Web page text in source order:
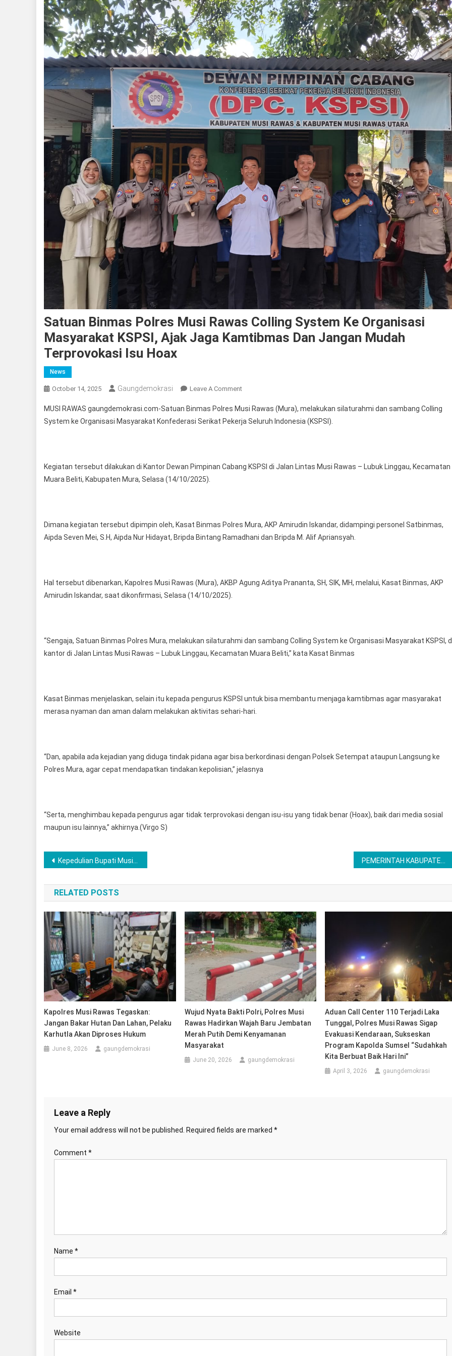
Satuan Binmas Polres Musi Rawas Colling System Ke Organisasi
Masyarakat KSPSI, Ajak Jaga Kamtibmas Dan Jangan Mudah
Terprovokasi Isu Hoax
News
October 14, 2025 Gaungdemokrasi Leave A CommentOn
Binmas
Polres
System
Ajak
Jaga
Mudah
MUSI RAWAS gaungdemokrasi.com-Satuan Binmas Polres Musi Rawas (Mura), melakukan silaturahmi dan sambang Colling
System ke Organisasi Masyarakat Konfederasi Serikat Pekerja Seluruh Indonesia (KSPSI).
Kegiatan tersebut dilakukan di Kantor Dewan Pimpinan Cabang KSPSI di Jalan Lintas Musi Rawas – Lubuk Linggau, Kecamatan
Muara Beliti, Kabupaten Mura, Selasa (14/10/2025).
Dimana kegiatan tersebut dipimpin oleh, Kasat Binmas Polres Mura, AKP Amirudin Iskandar, didampingi personel Satbinmas,
Aipda Seven Mei, S.H, Aipda Nur Hidayat, Bripda Bintang Ramadhani dan Bripda M. Alif Apriansyah.
Hal tersebut dibenarkan, Kapolres Musi Rawas (Mura), AKBP Agung Aditya Prananta, SH, SIK, MH, melalui, Kasat Binmas, AKP
Amirudin Iskandar, saat dikonfirmasi, Selasa (14/10/2025).
“Sengaja, Satuan Binmas Polres Mura, melakukan silaturahmi dan sambang Colling System ke Organisasi Masyarakat KSPSI,
kantor di Jalan Lintas Musi Rawas – Lubuk Linggau, Kecamatan Muara Beliti,” kata Kasat Binmas
Kasat Binmas menjelaskan, selain itu kepada pengurus KSPSI untuk bisa membantu menjaga kamtibmas agar masyarakat
merasa nyaman dan aman dalam melakukan aktivitas sehari-hari.
“Dan, apabila ada kejadian yang diduga tindak pidana agar bisa berkordinasi dengan Polsek Setempat ataupun Langsung ke
Polres Mura, agar cepat mendapatkan tindakan kepolisian,” jelasnya
“Serta, menghimbau kepada pengurus agar tidak terprovokasi dengan isu-isu yang tidak benar (Hoax), baik dari media sosial
maupun isu lainnya,” akhirnya.(Virgo S)
Post
navigation
Kepedulian Bupati Musi Rawas Hj Ratna Machmud Temui Keluarga Korban Tenggelam Yang Masih Menunggu Dibibir Sungai
RELATED POSTS
Kapolres Musi Rawas Tegaskan:
Jangan Bakar Hutan Dan Lahan, Pelaku
Karhutla Akan Diproses Hukum
June 8, 2026 gaungdemokrasi
Wujud Nyata Bakti Polri, Polres Musi
Rawas Hadirkan Wajah Baru Jembatan
Merah Putih Demi Kenyamanan
Masyarakat
June 20, 2026 gaungdemokrasi
Aduan Call Center 110 Terjadi Laka
Tunggal, Polres Musi Rawas Sigap
Evakuasi Kendaraan, Sukseskan
Program Kapolda Sumsel “Sudahkah
Kita Berbuat Baik Hari Ini”
April 3, 2026 gaungdemokrasi
Leave a Reply
Your email address will not be published. Required fields are marked *
Comment *
Name *
Email *
Website